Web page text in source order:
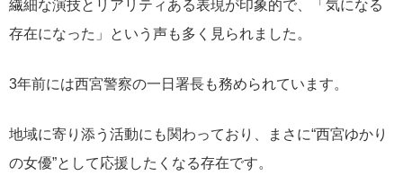
繊細な演技とリアリティある表現が印象的で、「気になる
存在になった」という声も多く見られました。
3年前には西宮警察の一日署長も務められています。
地域に寄り添う活動にも関わっており、まさに“西宮ゆかり
の女優”として応援したくなる存在です。